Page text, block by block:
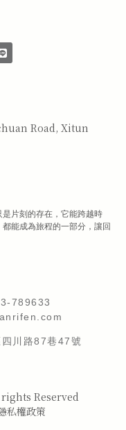
Road, Xitun
片刻的存在，它能跨越時
能成為旅程的一部分，讓回
789633
川路87巷47號
Reserved
私權政策